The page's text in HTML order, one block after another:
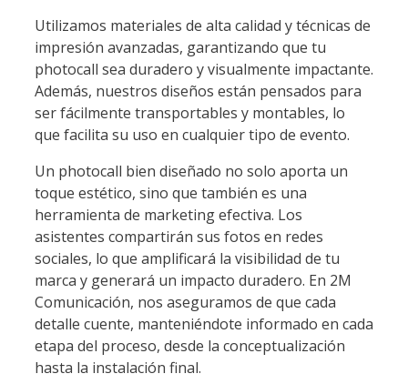
Utilizamos materiales de alta calidad y técnicas de
impresión avanzadas, garantizando que tu
photocall sea duradero y visualmente impactante.
Además, nuestros diseños están pensados para
ser fácilmente transportables y montables, lo
que facilita su uso en cualquier tipo de evento.
Un photocall bien diseñado no solo aporta un
toque estético, sino que también es una
herramienta de marketing efectiva. Los
asistentes compartirán sus fotos en redes
sociales, lo que amplificará la visibilidad de tu
marca y generará un impacto duradero. En 2M
Comunicación, nos aseguramos de que cada
detalle cuente, manteniéndote informado en cada
etapa del proceso, desde la conceptualización
hasta la instalación final.